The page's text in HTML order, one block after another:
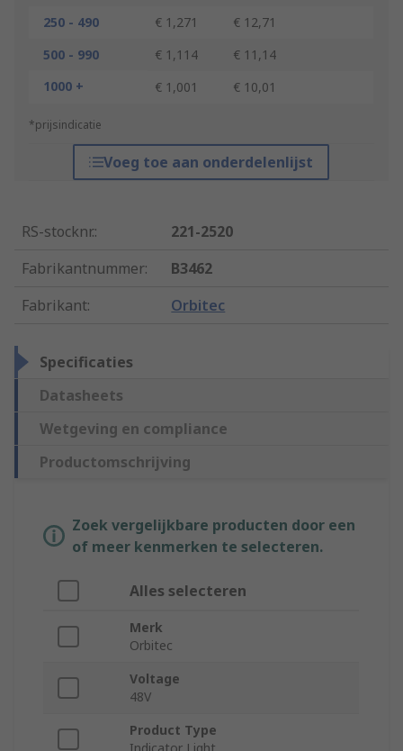
250 - 490
€ 1,271
€ 12,71
500 - 990
€ 1,114
€ 11,14
1000 +
€ 1,001 € 10,01
*prijsindicatie
Voeg toe aan onderdelenlijst
RS-stocknr.:
221-2520
Fabrikantnummer:
B3462
Fabrikant: Orbitec
Specificaties
Datasheets
Wetgeving en compliance
Productomschrijving
Zoek vergelijkbare producten door een
of meer kenmerken te selecteren.
Alles selecteren
Merk
Orbitec
Voltage
48V
Product Type